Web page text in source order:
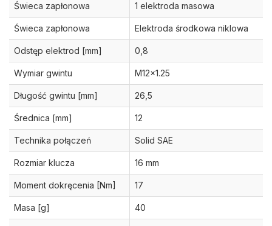
Świeca zapłonowa 1 elektroda masowa
Świeca zapłonowa Elektroda środkowa niklowa
Odstęp elektrod [mm] 0,8
Wymiar gwintu M12x1.25
Długość gwintu [mm] 26,5
Średnica [mm] 12
Technika połączeń Solid SAE
Rozmiar klucza 16 mm
Moment dokręcenia [Nm] 17
Masa [g] 40